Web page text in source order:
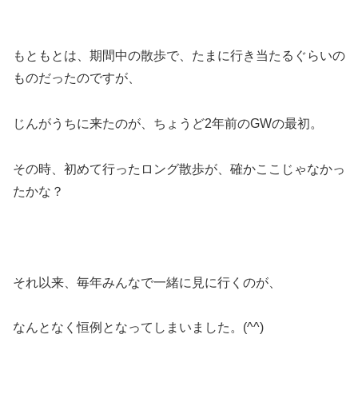
もともとは、期間中の散歩で、たまに行き当たるぐらいの
ものだったのですが、
じんがうちに来たのが、ちょうど2年前のGWの最初。
その時、初めて行ったロング散歩が、確かここじゃなかっ
たかな？
それ以来、毎年みんなで一緒に見に行くのが、
なんとなく恒例となってしまいました。(^^)